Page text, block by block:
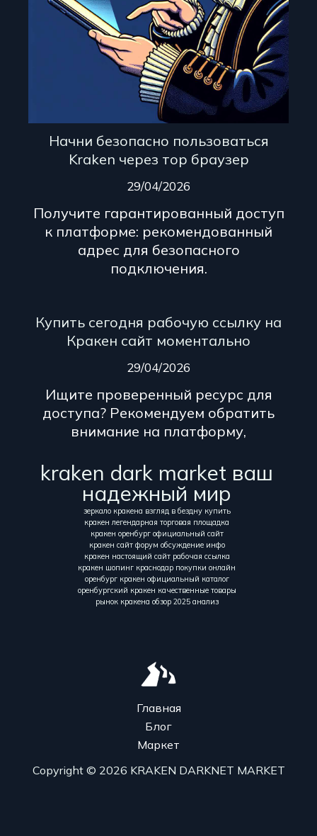
Начни безопасно пользоваться
Kraken через тор браузер
29/04/2026
Получите гарантированный доступ
к платформе: рекомендованный
адрес для безопасного
подключения.
Купить сегодня рабочую ссылку на
Кракен сайт моментально
29/04/2026
Ищите проверенный ресурс для
доступа? Рекомендуем обратить
внимание на платформу,
kraken dark market ваш
надежный мир
зеркало кракена взгляд в бездну купить
кракен легендарная торговая площадка
кракен оренбург официальный сайт
кракен сайт форум обсуждение инфо
кракен настоящий сайт рабочая ссылка
кракен шопинг краснодар покупки онлайн
оренбург кракен официальный каталог
оренбургский кракен качественные товары
рынок кракена обзор 2025 анализ
Главная
Блог
Маркет
Copyright © 2026 KRAKEN DARKNET MARKET